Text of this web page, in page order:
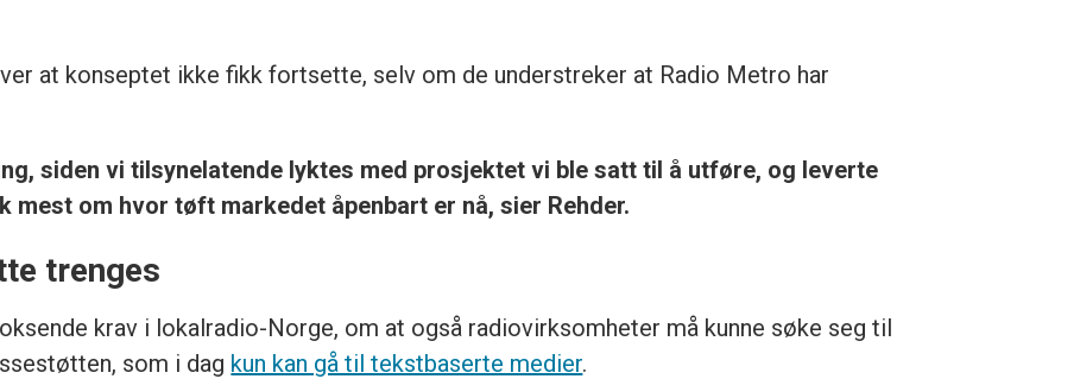
at konseptet ikke fikk fortsette, selv om de understreker at Radio Metro har
siden vi tilsynelatende lyktes med prosjektet vi ble satt til å utføre, og leverte
mest om hvor tøft markedet åpenbart er nå, sier Rehder.
trenges
krav i lokalradio-Norge, om at også radiovirksomheter må kunne søke seg til
som i dag kun kan gå til tekstbaserte medier.